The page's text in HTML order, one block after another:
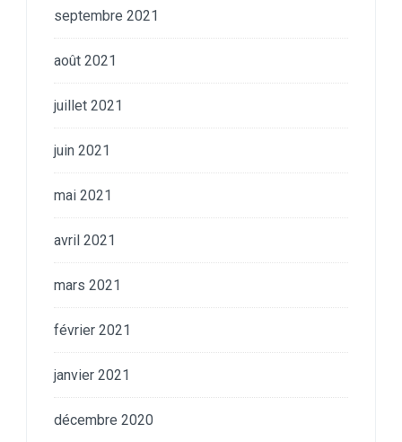
septembre 2021
août 2021
juillet 2021
juin 2021
mai 2021
avril 2021
mars 2021
février 2021
janvier 2021
décembre 2020